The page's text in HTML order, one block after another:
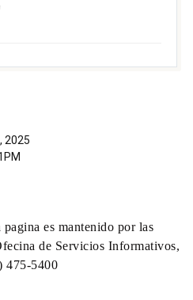
2025
es mantenido por las
de Servicios Informativos,
475-5400